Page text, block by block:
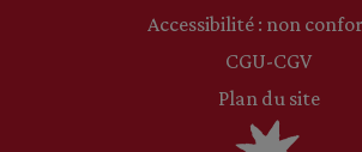
Accessibilité : non
CGU-CGV
Plan du site